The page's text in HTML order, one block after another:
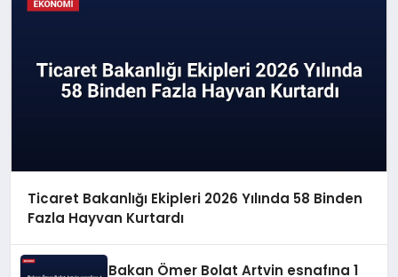
Ticaret Bakanlığı Ekipleri 2026 Yılında 58 Binden
Fazla Hayvan Kurtardı
Bakan Ömer Bolat Artvin esnafına 1